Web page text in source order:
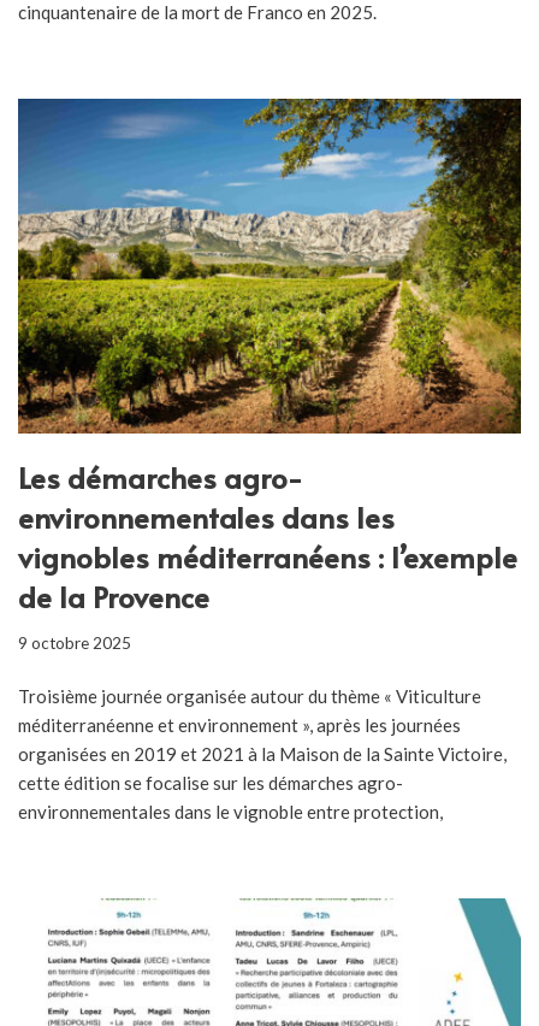
cinquantenaire de la mort de Franco en 2025.
Les démarches agro-
environnementales dans les
vignobles méditerranéens : l’exemple
de la Provence
9 octobre 2025
Troisième journée organisée autour du thème « Viticulture
méditerranéenne et environnement », après les journées
organisées en 2019 et 2021 à la Maison de la Sainte Victoire,
cette édition se focalise sur les démarches agro-
environnementales dans le vignoble entre protection,